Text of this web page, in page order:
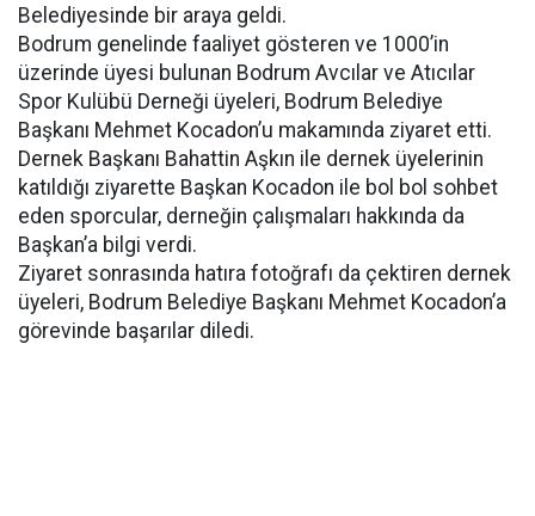
Belediyesinde bir araya geldi.
Bodrum genelinde faaliyet gösteren ve 1000’in
üzerinde üyesi bulunan Bodrum Avcılar ve Atıcılar
Spor Kulübü Derneği üyeleri, Bodrum Belediye
Başkanı Mehmet Kocadon’u makamında ziyaret etti.
Dernek Başkanı Bahattin Aşkın ile dernek üyelerinin
katıldığı ziyarette Başkan Kocadon ile bol bol sohbet
eden sporcular, derneğin çalışmaları hakkında da
Başkan’a bilgi verdi.
Ziyaret sonrasında hatıra fotoğrafı da çektiren dernek
üyeleri, Bodrum Belediye Başkanı Mehmet Kocadon’a
görevinde başarılar diledi.